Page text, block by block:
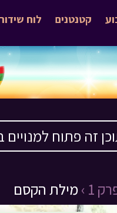
לוח קטנטנים
זה פתוח
1 › מילת הקסם